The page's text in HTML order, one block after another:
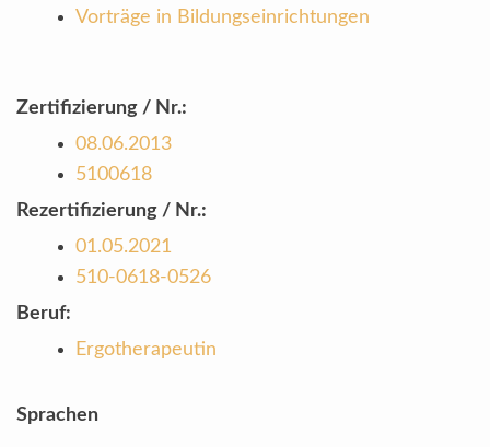
Vorträge in Bildungseinrichtungen
Zertifizierung / Nr.:
08.06.2013
5100618
Rezertifizierung / Nr.:
01.05.2021
510-0618-0526
Beruf:
Ergotherapeutin
Sprachen